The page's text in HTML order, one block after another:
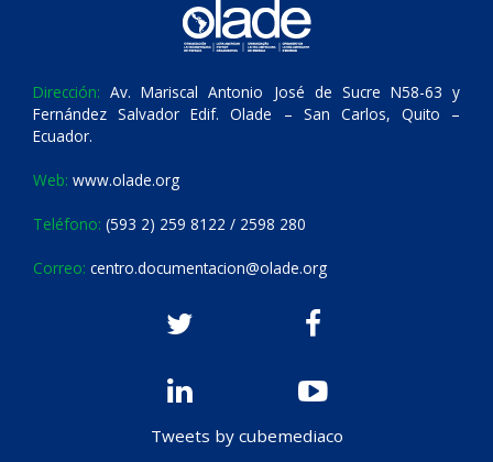
Dirección: Av. Mariscal Antonio José de Sucre N58-63 y
Fernández Salvador Edif. Olade – San Carlos, Quito –
Ecuador.
Web: www.olade.org
Teléfono: (593 2) 259 8122 / 2598 280
Correo: centro.documentacion@olade.org
Tweets by cubemediaco